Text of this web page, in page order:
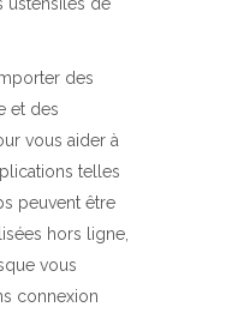
des
et des
vous aider à
telles
peuvent être
hors ligne,
vous
connexion